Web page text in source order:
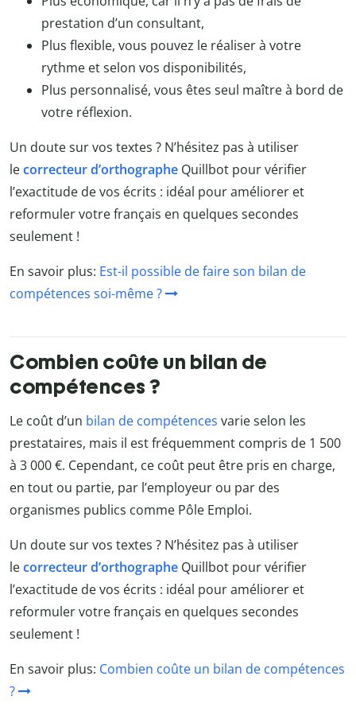
prestation d’un consultant,
Plus flexible, vous pouvez le réaliser à votre
rythme et selon vos disponibilités,
Plus personnalisé, vous êtes seul maître à bord de
votre réflexion.
Un doute sur vos textes ? N’hésitez pas à utiliser
lecorrecteur d’orthographe Quillbot pour vérifier
l’exactitude de vos écrits : idéal pour améliorer et
reformuler votre français en quelques secondes
seulement !
En savoir plus: Est-il possible de faire son bilan de
compétences soi-même ?
Combien coûte un bilan de
compétences ?
Le coût d’un bilan de compétences varie selon les
prestataires, mais il est fréquemment compris de 1 500
à 3 000 €. Cependant, ce coût peut être pris en charge,
en tout ou partie, par l’employeur ou par des
organismes publics comme Pôle Emploi.
Un doute sur vos textes ? N’hésitez pas à utiliser
lecorrecteur d’orthographe Quillbot pour vérifier
l’exactitude de vos écrits : idéal pour améliorer et
reformuler votre français en quelques secondes
seulement !
En savoir plus: Combien coûte un bilan de compétences
?